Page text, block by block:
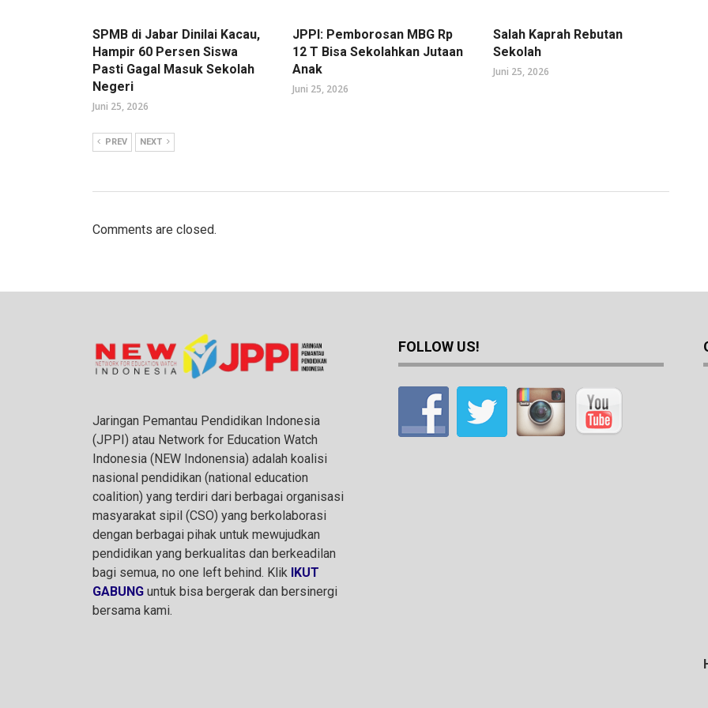
SPMB di Jabar Dinilai Kacau,
Hampir 60 Persen Siswa
Pasti Gagal Masuk Sekolah
Negeri
Juni 25, 2026
JPPI: Pemborosan MBG Rp
12 T Bisa Sekolahkan Jutaan
Anak
Juni 25, 2026
Salah Kaprah Rebutan
Sekolah
Juni 25, 2026
PREV NEXT
Comments are closed.
Jaringan Pemantau Pendidikan Indonesia
(JPPI) atau Network for Education Watch
Indonesia (NEW Indonensia) adalah koalisi
nasional pendidikan (national education
coalition) yang terdiri dari berbagai organisasi
masyarakat sipil (CSO) yang berkolaborasi
dengan berbagai pihak untuk mewujudkan
pendidikan yang berkualitas dan berkeadilan
bagi semua, no one left behind. Klik IKUT
GABUNG untuk bisa bergerak dan bersinergi
bersama kami.
FOLLOW US!